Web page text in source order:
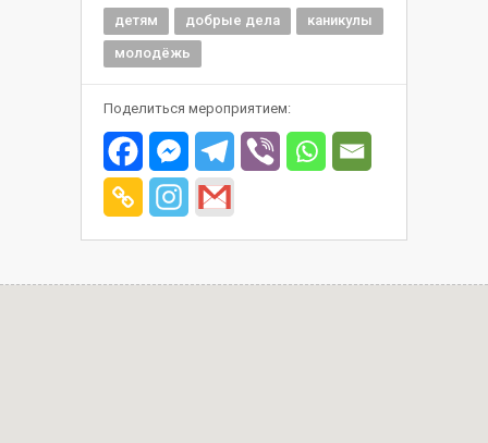
детям добрые дела
каникулы
молодёжь
Поделиться мероприятием: